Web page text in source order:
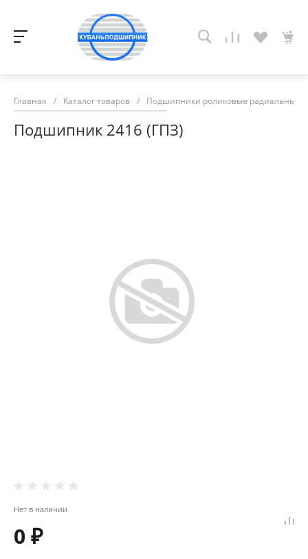
Главная / Каталог товаров / Подшипники роликовые радиальные
Подшипник 2416 (ГПЗ)
Нет в наличии
0 ₽